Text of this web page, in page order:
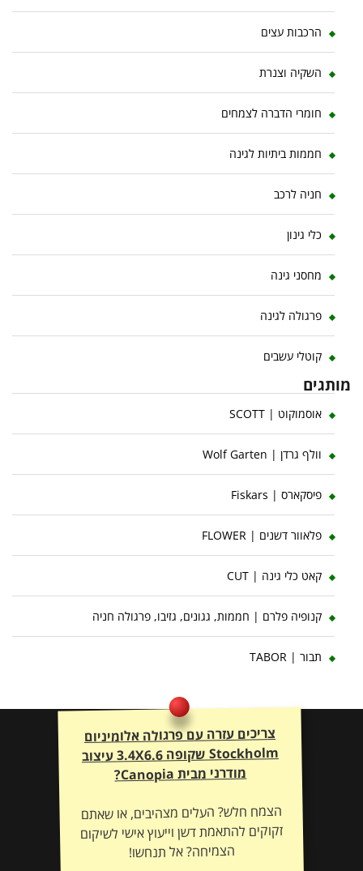
הרכבות עצים
השקיה וצנרת
חומרי הדברה לצמחים
חממות ביתיות לגינה
חניה לרכב
כלי גינון
מחסני גינה
פרגולה לגינה
קוטלי עשבים
מותגים
אוסמוקוט | SCOTT
וולף גרדן | Wolf Garten
פיסקארס | Fiskars
פלאוור דשנים | FLOWER
קאט כלי גינה | CUT
קנופיה פלרם | חממות, גגונים, גזיבו, פרגולה חניה
תבור | TABOR
צריכים עזרה עם פרגולה אלומיניום
Stockholm שקופה 3.4X6.6 עיצוב
מודרני מבית Canopia?
הצמח חלש? העלים מצהיבים, או שאתם
זקוקים להתאמת דשן וייעוץ אישי לשיקום
הצמיחה? אל תנחשו!